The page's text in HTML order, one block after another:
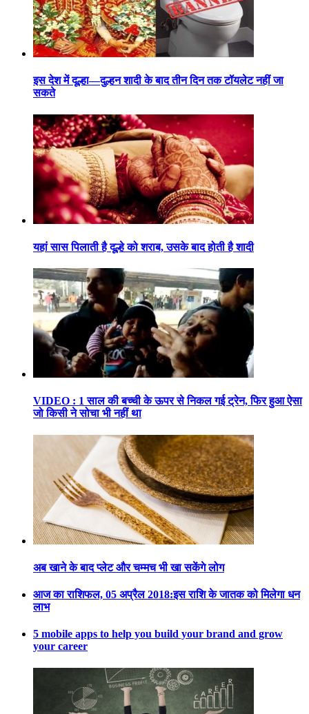
इस देश में दूल्हा—दुल्हन शादी के बाद तीन दिन तक टॉयलेट नहीं जा
सकते
यहां सास पिलाती है दूल्हे को शराब, उसके बाद होती है शादी
VIDEO : 1 साल की बच्ची के ऊपर से निकल गई ट्रेन, फिर हुआ ऐसा
जो किसी ने सोचा भी नहीं था
अब खाने के बाद प्लेट और चम्मच भी खा सकेंगे लोग
आज का राशिफल, 05 अप्रैल 2018:इस राशि के जातक को मिलेगा धन
लाभ
5 mobile apps to help you build your brand and grow
your career